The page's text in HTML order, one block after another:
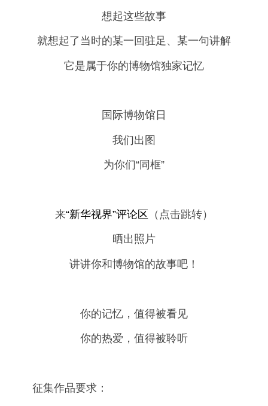
想起这些故事
就想起了当时的某一回驻足、某一句讲解
它是属于你的博物馆独家记忆
国际博物馆日
我们出图
为你们“同框”
来“新华视界”评论区 （点击跳转）
晒出照片
讲讲你和博物馆的故事吧！
你的记忆，值得被看见
你的热爱，值得被聆听
征集作品要求：